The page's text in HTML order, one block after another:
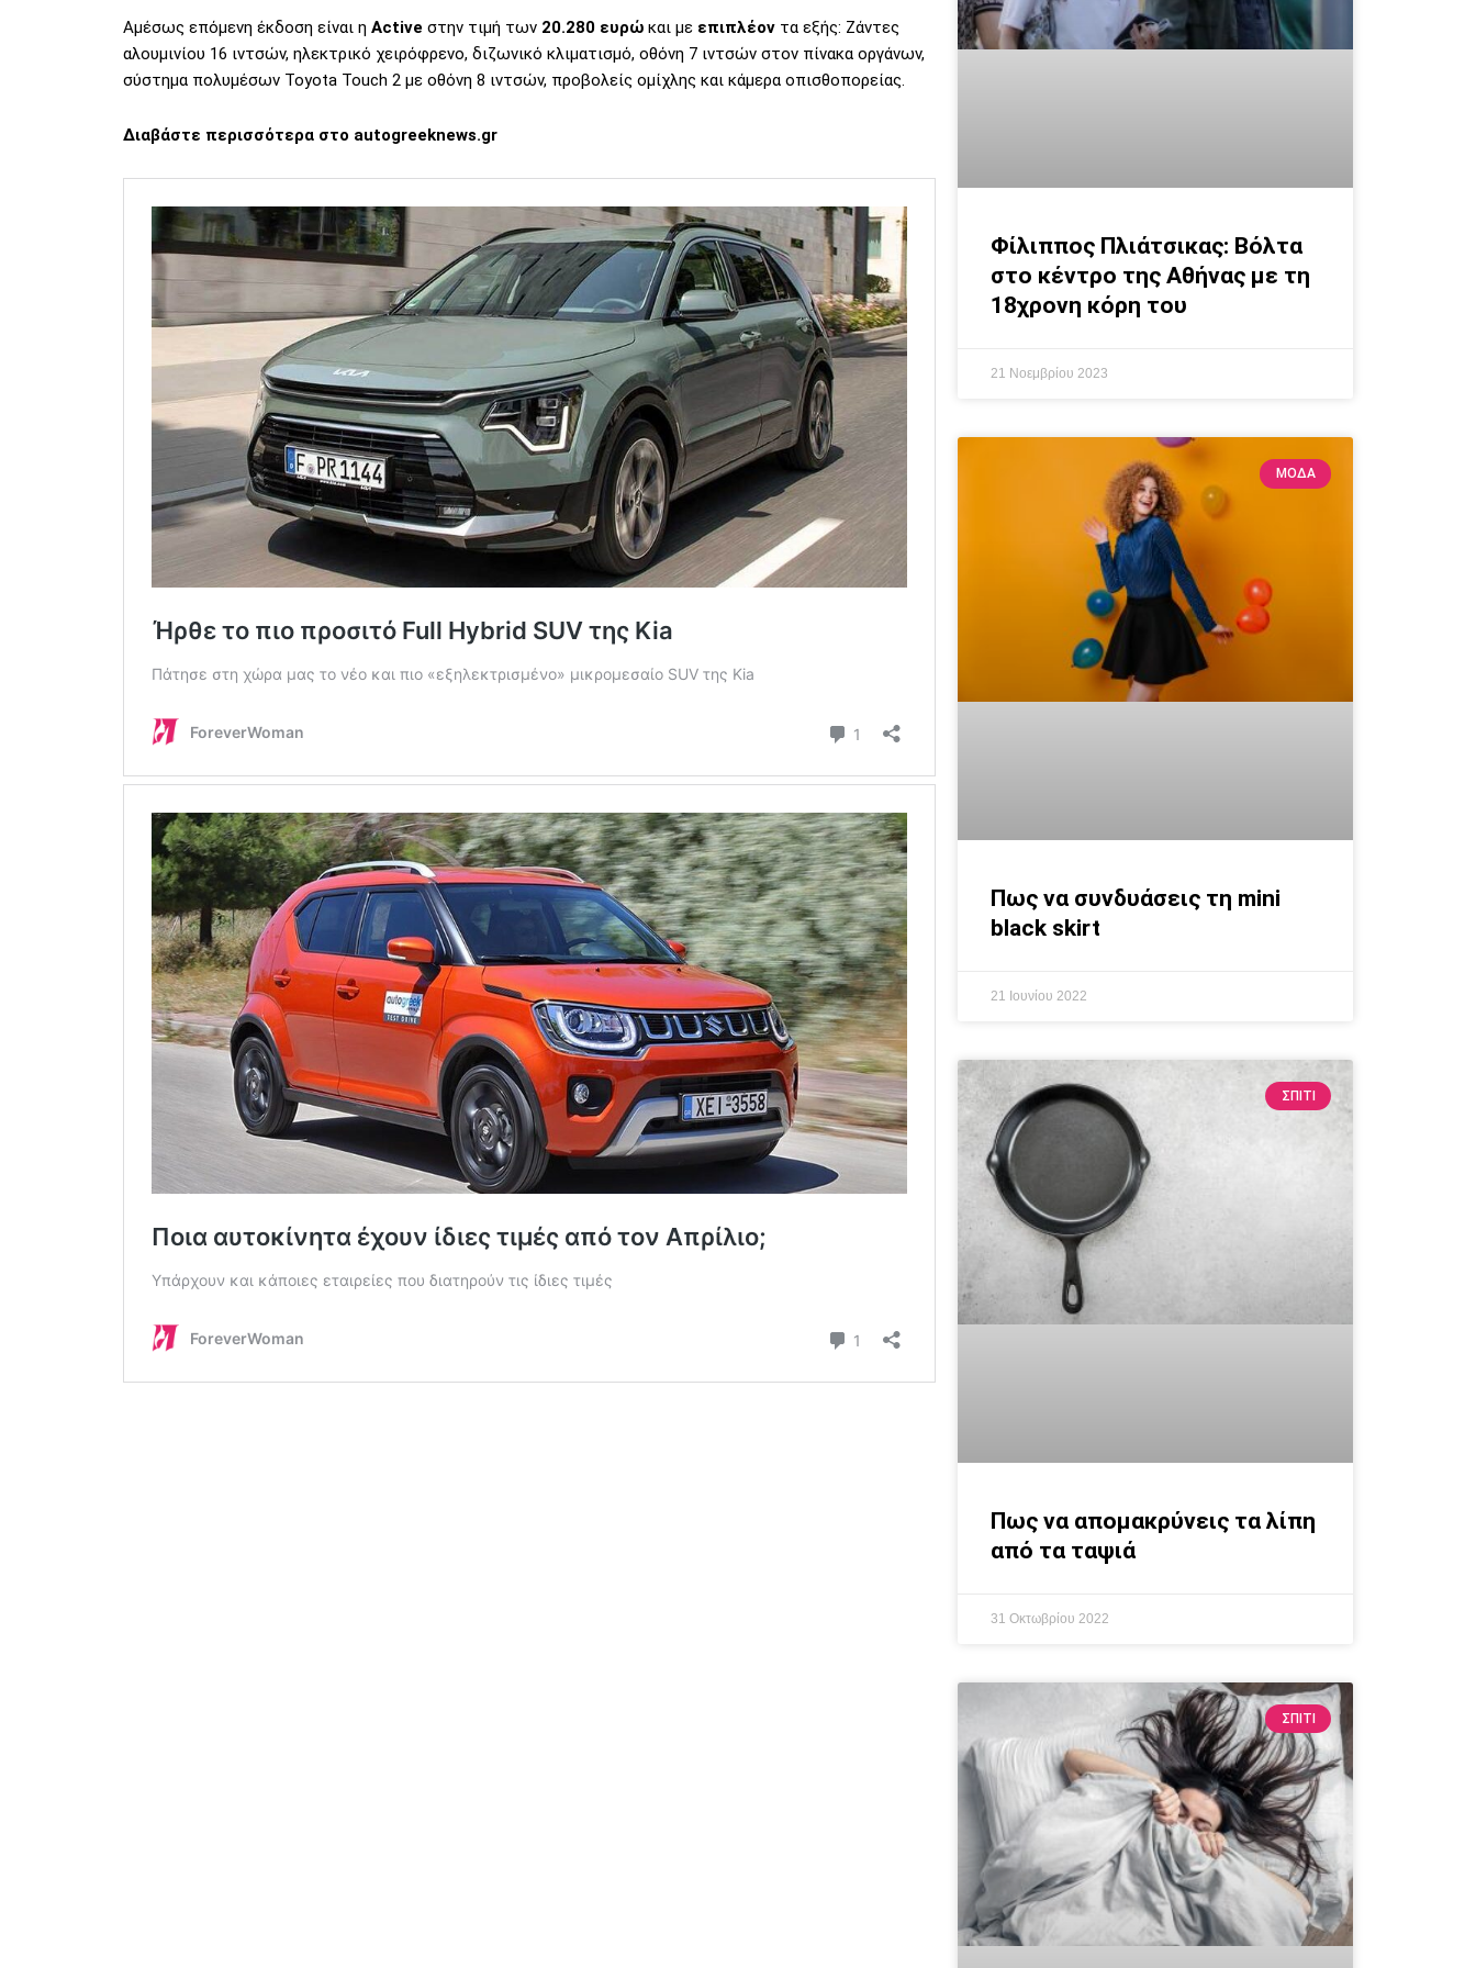
Αμέσως επόμενη έκδοση είναι η Active στην τιμή των 20.280 ευρώ και με επιπλέον τα εξής: Ζάντες
αλουμινίου 16 ιντσών, ηλεκτρικό χειρόφρενο, διζωνικό κλιματισμό, οθόνη 7 ιντσών στον πίνακα οργάνων,
σύστημα πολυμέσων Toyota Touch 2 με οθόνη 8 ιντσών, προβολείς ομίχλης και κάμερα οπισθοπορείας.
Διαβάστε περισσότερα στο autogreeknews.gr
Φίλιππος Πλιάτσικας: Βόλτα
στο κέντρο της Αθήνας με τη
18χρονη κόρη του
21 Νοεμβρίου 2023
ΜΟΔΑ
Πως να συνδυάσεις τη mini
black skirt
21 Ιουνίου 2022
ΣΠΙΤΙ
Πως να απομακρύνεις τα λίπη
από τα ταψιά
31 Οκτωβρίου 2022
ΣΠΙΤΙ